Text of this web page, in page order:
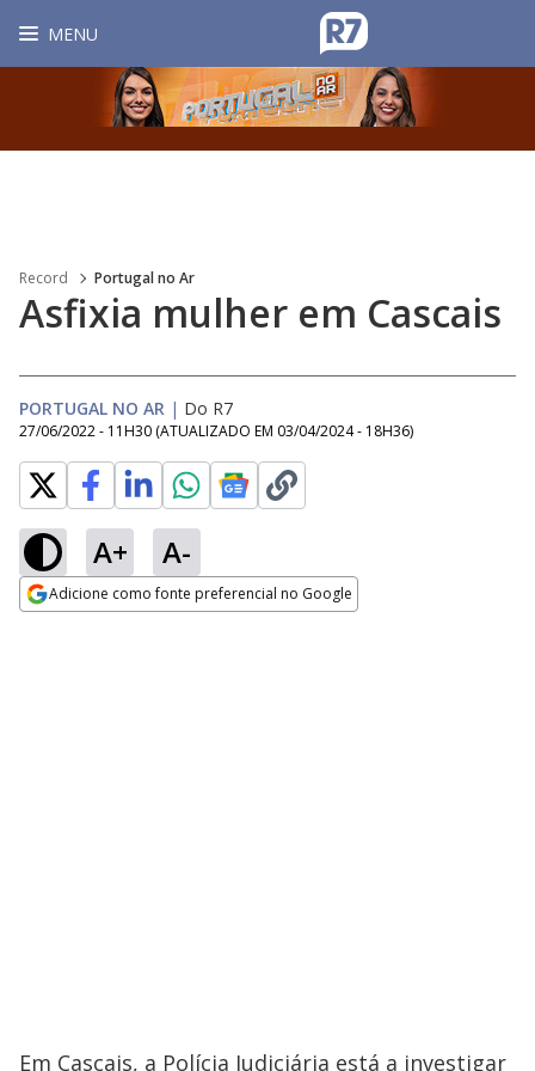
MENU
Record Portugal no Ar
Asfixia mulher em Cascais
PORTUGAL NO AR | Do R7
27/06/2022 - 11H30 (ATUALIZADO EM 03/04/2024 - 18H36)
A+ A-
Adicione como fonte preferencial no Google
Em Cascais, a Polícia Judiciária está a investigar